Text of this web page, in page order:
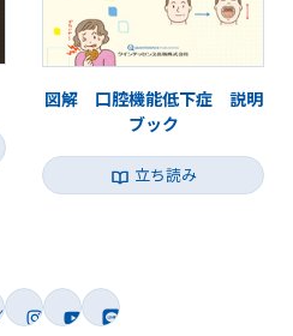
図解 口腔機能低下症 説明
ブック
立ち読み